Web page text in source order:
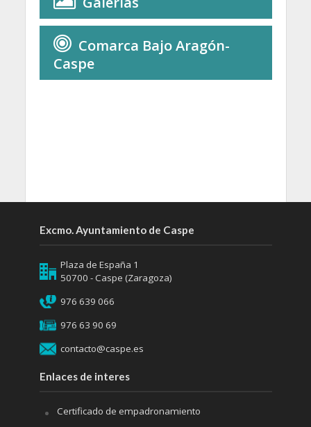
Comarca Bajo Aragón-
Caspe
Excmo. Ayuntamiento de Caspe
Plaza de España 1
50700 - Caspe (Zaragoza)
976 639 066
976 63 90 69
contacto@caspe.es
Enlaces de interes
Certificado de empadronamiento